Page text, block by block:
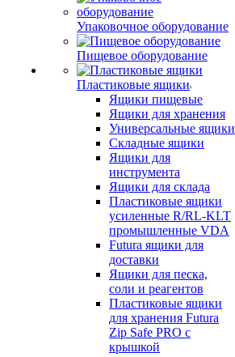
Упаковочное оборудование
Пищевое оборудование
Пластиковые ящики
Ящики пищевые
Ящики для хранения
Универсальные ящики
Складные ящики
Ящики для
инструмента
Ящики для склада
Пластиковые ящики
усиленные R/RL-KLT
промышленные VDA
Futura ящики для
доставки
Ящики для песка,
соли и реагентов
Пластиковые ящики
для хранения Futura
Zip Safe PRO с
крышкой